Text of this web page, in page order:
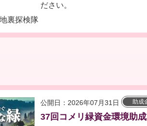
ださい。
裏探検隊
公開日：2026年07月31日 助成
37回コメリ緑資金環境助成